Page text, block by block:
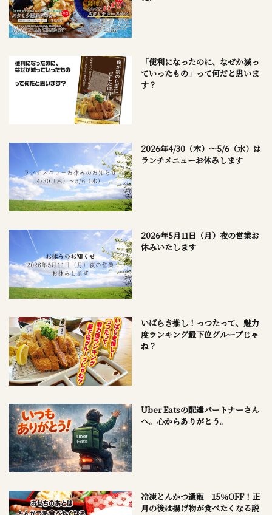
「便利になったのに、なぜか減っ
ていったもの」って何だと思いま
す？
2026年4/30（木）～5/6（水）は
ランチメニューお休みします
2026年5月11日（月）夜の営業お
休みいたします
いばらき推し！っつたって、魅力
度ランキング最下位グループじゃ
ね？
Uber Eatsの配達パートナーさん
へ。心からありがとう。
冷凍とんかつ通販 15％OFF！正
月の後は揚げ物が食べたくなる説